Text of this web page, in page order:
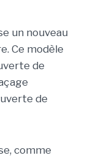
un nouveau
Ce modèle
de
de
comme